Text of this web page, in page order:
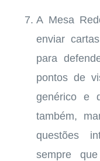
A Mesa
enviar
para
pontos de
genérico e
também,
questões
sempre